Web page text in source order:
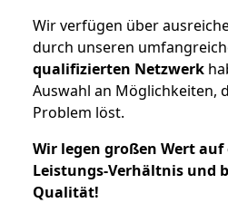
Wir verfügen über
durch unseren
qualifizierten Netzwerk
Auswahl an Möglichkeiten,
Problem löst.
Wir legen großen Wert auf
Leistungs-Verhältnis und
Qualität!